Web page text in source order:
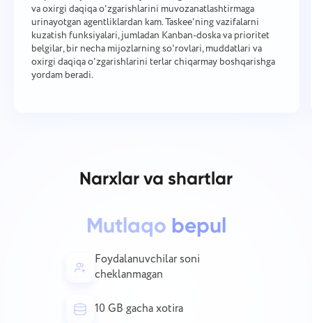
va oxirgi daqiqa o'zgarishlarini muvozanatlashtirmaga
urinayotgan agentliklardan kam. Taskee'ning vazifalarni
kuzatish funksiyalari, jumladan Kanban-doska va prioritet
belgilar, bir necha mijozlarning so'rovlari, muddatlari va
oxirgi daqiqa o'zgarishlarini terlar chiqarmay boshqarishga
yordam beradi.
Narxlar va shartlar
Mutlaqo bepul
Foydalanuvchilar soni
cheklanmagan
10 GB gacha xotira
Muammo tavsifini va to'g'ri variantni ko'rsating
Telefon raqami
Email
Iltimos, duch kelgan muammo haqida batafsil
ishtirokingiz foydalanuvchilar tajribasini
yaxshilashga yordam beradi va barchaga yaxshi
Your message has been sent
Taskee ning bir qismi bo'lgansiz
Funktsiyangizni taklif qiling
Funktsiya
Qanday ishlaydi